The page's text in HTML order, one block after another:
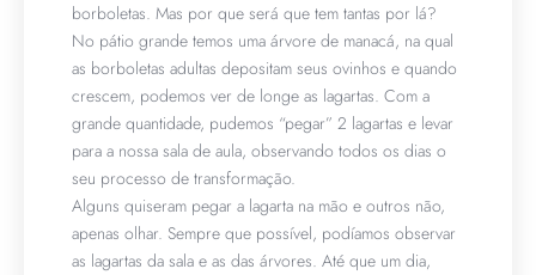
borboletas. Mas por que será que tem tantas por lá?
No pátio grande temos uma árvore de manacá, na qual
as borboletas adultas depositam seus ovinhos e quando
crescem, podemos ver de longe as lagartas. Com a
grande quantidade, pudemos “pegar” 2 lagartas e levar
para a nossa sala de aula, observando todos os dias o
seu processo de transformação.
Alguns quiseram pegar a lagarta na mão e outros não,
apenas olhar. Sempre que possível, podíamos observar
as lagartas da sala e as das árvores. Até que um dia,